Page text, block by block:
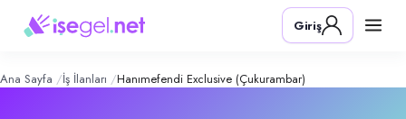
Exclusive (Çukurambar)
Konum:
Hanımefendi Exclusive, Ankara Çankaya Çukurambar'da abiye elbise
Giriş
Ana Sayfa İş İlanları Hanımefendi Exclusive (Çukurambar)